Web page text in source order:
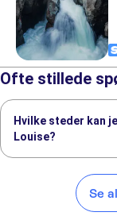
Ofte stillede
Hvilke steder kan
Louise?
Calgary
Se